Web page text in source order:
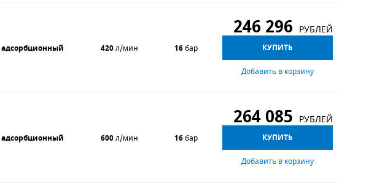
адсорбционный
420л/мин 16бар
246 296 РУБЛЕЙ
КУПИТЬ
Добавить в корзину
адсорбционный
600л/мин 16бар
264 085 РУБЛЕЙ
КУПИТЬ
Добавить в корзину